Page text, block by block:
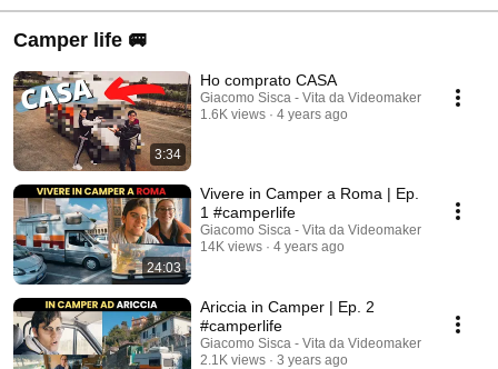
Camper life 🚐
3:34
Ho comprato CASA
Giacomo Sisca - Vita da Videomaker
1.6K views
4 years ago
24:03
Vivere in Camper a Roma | Ep.
1 #camperlife
Giacomo Sisca - Vita da Videomaker
14K views
4 years ago
Ariccia in Camper | Ep. 2
#camperlife
Giacomo Sisca - Vita da Videomaker
2.1K views
3 years ago